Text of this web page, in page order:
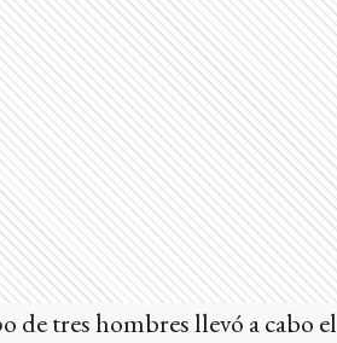
tres hombres llevó a cabo el